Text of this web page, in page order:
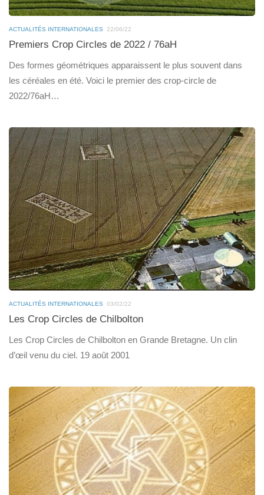
ACTUALITÉS INTERNATIONALES 22/06/22
Premiers Crop Circles de 2022 / 76aH
Des formes géométriques apparaissent le plus souvent dans
les céréales en été. Voici le premier des crop-circle de
2022/76aH…
ACTUALITÉS INTERNATIONALES 03/02/22
Les Crop Circles de Chilbolton
Les Crop Circles de Chilbolton en Grande Bretagne. Un clin
d’œil venu du ciel. 19 août 2001